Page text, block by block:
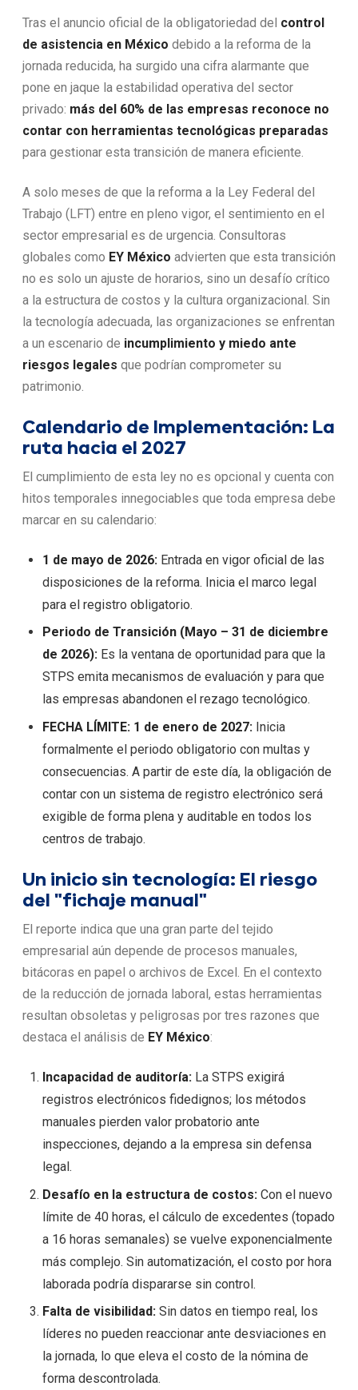
Tras el anuncio oficial de la obligatoriedad del control
de asistencia en México debido a la reforma de la
jornada reducida, ha surgido una cifra alarmante que
pone en jaque la estabilidad operativa del sector
privado: más del 60% de las empresas reconoce no
contar con herramientas tecnológicas preparadas
para gestionar esta transición de manera eficiente.
A solo meses de que la reforma a la Ley Federal del
Trabajo (LFT) entre en pleno vigor, el sentimiento en el
sector empresarial es de urgencia. Consultoras
globales como EY México advierten que esta transición
no es solo un ajuste de horarios, sino un desafío crítico
a la estructura de costos y la cultura organizacional. Sin
la tecnología adecuada, las organizaciones se enfrentan
a un escenario de incumplimiento y miedo ante
riesgos legales que podrían comprometer su
patrimonio.
Calendario de Implementación: La
ruta hacia el 2027
El cumplimiento de esta ley no es opcional y cuenta con
hitos temporales innegociables que toda empresa debe
marcar en su calendario:
1 de mayo de 2026:Entrada en vigor oficial de las
disposiciones de la reforma. Inicia el marco legal
para el registro obligatorio.
Periodo de Transición (Mayo – 31 de diciembre
de 2026):Es la ventana de oportunidad para que la
STPS emita mecanismos de evaluación y para que
las empresas abandonen el rezago tecnológico.
FECHA LÍMITE: 1 de enero de 2027:Inicia
formalmente el periodo obligatorio con multas y
consecuencias. A partir de este día, la obligación de
contar con un sistema de registro electrónico será
exigible de forma plena y auditable en todos los
centros de trabajo.
Un inicio sin tecnología: El riesgo
del "fichaje manual"
El reporte indica que una gran parte del tejido
empresarial aún depende de procesos manuales,
bitácoras en papel o archivos de Excel. En el contexto
de la reducción de jornada laboral, estas herramientas
resultan obsoletas y peligrosas por tres razones que
destaca el análisis de EY México:
Incapacidad de auditoría:La STPS exigirá
registros electrónicos fidedignos; los métodos
manuales pierden valor probatorio ante
inspecciones, dejando a la empresa sin defensa
legal.
Desafío en la estructura de costos:Con el nuevo
límite de 40 horas, el cálculo de excedentes (topado
a 16 horas semanales) se vuelve exponencialmente
más complejo. Sin automatización, el costo por hora
laborada podría dispararse sin control.
Falta de visibilidad:Sin datos en tiempo real, los
líderes no pueden reaccionar ante desviaciones en
la jornada, lo que eleva el costo de la nómina de
forma descontrolada.